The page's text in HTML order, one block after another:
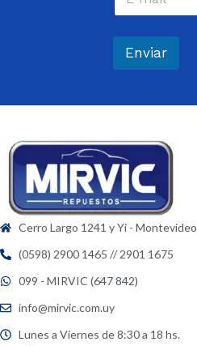
*
r
r
t
r
ó
n
i
c
o
*
Enviar
Cerro Largo 1241 y Yi - Montevideo
(0598) 2900 1465 // 2901 1675
099 - MIRVIC (647 842)
info@mirvic.com.uy
Lunes a Viernes de 8:30 a 18 hs.